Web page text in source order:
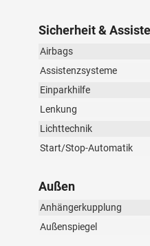
Sicherheit &
Airbags
Assistenzsysteme
Einparkhilfe
Lenkung
Lichttechnik
Start/Stop-Automatik
Außen
Anhängerkupplung
Außenspiegel